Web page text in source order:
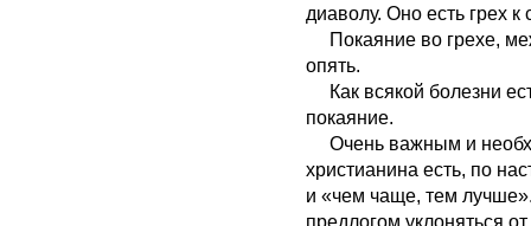
диаволу. Оно есть грех к
Покаяние во грехе,
опять.
Как всякой болезни
покаяние.
Очень важным и
христианина есть, по
и «чем чаще, тем